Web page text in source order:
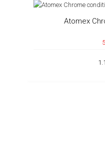
Atomex